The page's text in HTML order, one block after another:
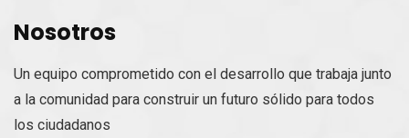
Nosotros
Un equipo comprometido con el desarrollo que trabaja junto
a la comunidad para construir un futuro sólido para todos
los ciudadanos